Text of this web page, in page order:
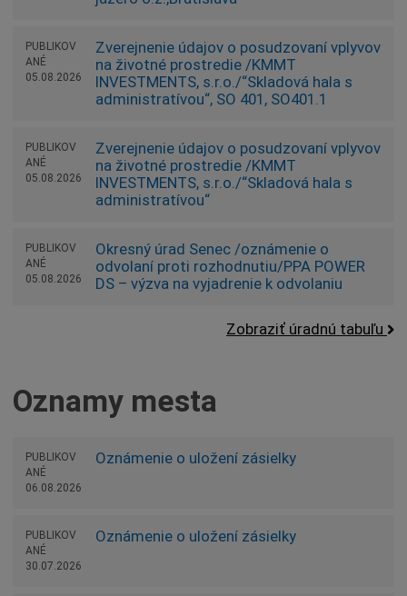
PUBLIKOV
ANÉ
05.08.2026
Zverejnenie údajov o posudzovaní vplyvov
na životné prostredie /KMMT
INVESTMENTS, s.r.o./“Skladová hala s
administratívou“, SO 401, SO401.1
PUBLIKOV
ANÉ
05.08.2026
Zverejnenie údajov o posudzovaní vplyvov
na životné prostredie /KMMT
INVESTMENTS, s.r.o./“Skladová hala s
administratívou“
PUBLIKOV
ANÉ
05.08.2026
Okresný úrad Senec /oznámenie o
odvolaní proti rozhodnutiu/PPA POWER
DS – výzva na vyjadrenie k odvolaniu
Zobraziť úradnú tabuľu
Oznamy mesta
PUBLIKOV
ANÉ
06.08.2026
Oznámenie o uložení zásielky
PUBLIKOV
ANÉ
30.07.2026
Oznámenie o uložení zásielky